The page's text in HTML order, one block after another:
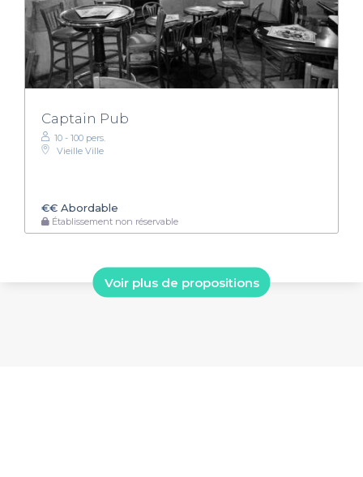
Captain Pub
10 - 100 pers.
Vieille Ville
€€ Abordable
Établissement non réservable
Voir plus de propositions